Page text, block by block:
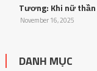
Tương: Khi nữ
November 16, 2025
DANH MỤC